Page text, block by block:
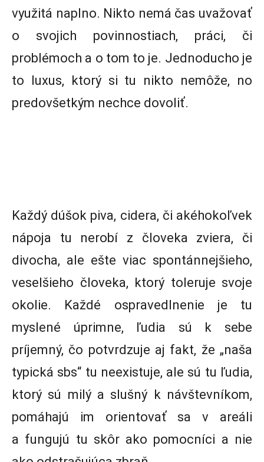
využitá naplno. Nikto nemá čas uvažovať
o svojich povinnostiach, práci, či
problémoch a o tom to je. Jednoducho je
to luxus, ktorý si tu nikto nemôže, no
predovšetkým nechce dovoliť.
Každý dúšok piva, cidera, či akéhokoľvek
nápoja tu nerobí z človeka zviera, či
divocha, ale ešte viac spontánnejšieho,
veselšieho človeka, ktorý toleruje svoje
okolie. Každé ospravedlnenie je tu
myslené úprimne, ľudia sú k sebe
príjemný, čo potvrdzuje aj fakt, že „naša
typická sbs“ tu neexistuje, ale sú tu ľudia,
ktorý sú milý a slušný k návštevníkom,
pomáhajú im orientovať sa v areáli
a fungujú tu skôr ako pomocníci a nie